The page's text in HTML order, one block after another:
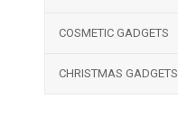
COSMETIC GADGETS
CHRISTMAS GADGETS